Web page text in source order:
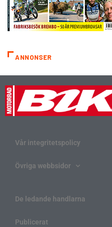
ANNONSER
Vår integritetspolicy
Övriga webbsidor
De ledande handlarna
Publicerat